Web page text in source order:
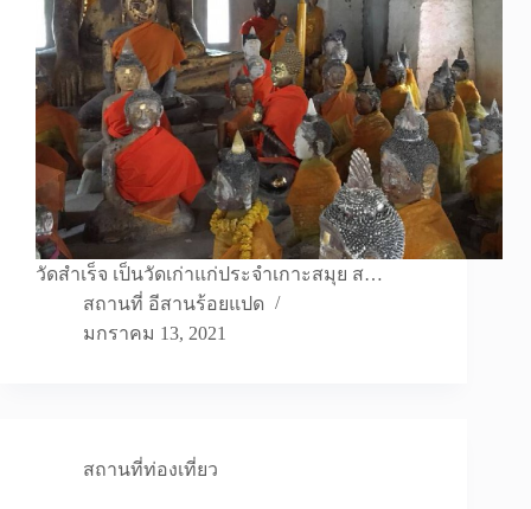
วัดสำเร็จ เป็นวัดเก่าแก่ประจำเกาะสมุย ส…
สถานที่ อีสานร้อยแปด
มกราคม 13, 2021
สถานที่ท่องเที่ยว